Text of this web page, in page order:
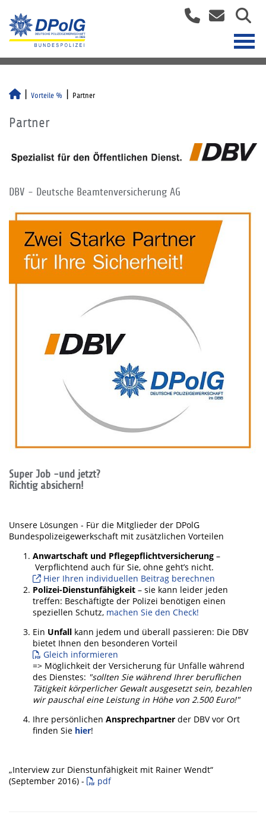
Vorteile % Partner
Partner
DBV - Deutsche Beamtenversicherung AG
Super Job -und jetzt?
Richtig absichern!
Unsere Lösungen - Für die Mitglieder der DPolG
Bundespolizeigewerkschaft mit zusätzlichen Vorteilen
Anwartschaft und Pflegepflichtversicherung –
Verpflichtend auch für Sie, ohne geht’s nicht.
Hier Ihren individuellen Beitrag berechnen
Polizei-Dienstunfähigkeit – sie kann leider jeden
treffen: Beschäftigte der Polizei benötigen einen
speziellen Schutz, machen Sie den Check!
Ein Unfall kann jedem und überall passieren: Die DBV
bietet Ihnen den besonderen Vorteil
Gleich informieren
=> Möglichkeit der Versicherung für Unfälle während
des Dienstes: "sollten Sie während Ihrer beruflichen
Tätigkeit körperlicher Gewalt ausgesetzt sein, bezahlen
wir pauschal eine Leistung in Höhe von 2.500 Euro!"
Ihre persönlichen Ansprechpartner der DBV vor Ort
finden Sie hier!
„Interview zur Dienstunfähigkeit mit Rainer Wendt“
(September 2016) -
pdf